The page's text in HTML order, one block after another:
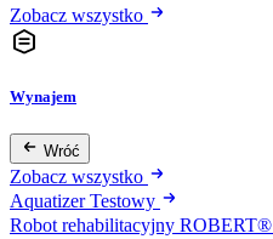
Zobacz wszystko
Wynajem
Wróć
Zobacz wszystko
Aquatizer Testowy
Robot rehabilitacyjny ROBERT®